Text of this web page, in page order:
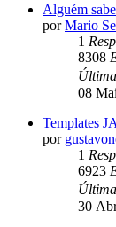
Alguém
porMario
1
8308
08
Templates
por
1
6923
30